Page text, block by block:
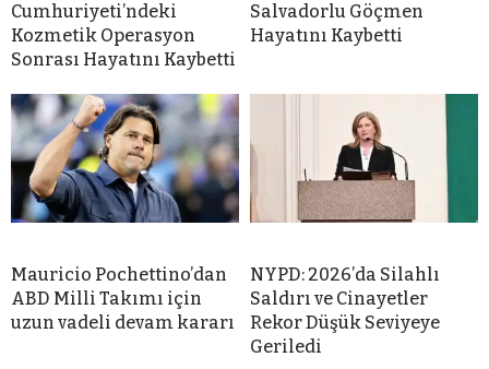
Cumhuriyeti’ndeki
Kozmetik Operasyon
Sonrası Hayatını Kaybetti
Salvadorlu Göçmen
Hayatını Kaybetti
Mauricio Pochettino’dan
ABD Milli Takımı için
uzun vadeli devam kararı
NYPD: 2026’da Silahlı
Saldırı ve Cinayetler
Rekor Düşük Seviyeye
Geriledi